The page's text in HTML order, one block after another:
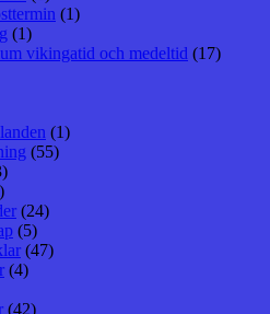
(1)
(1)
vikingatid och medeltid (17)
(1)
(55)
(24)
(5)
(47)
(4)
(42)